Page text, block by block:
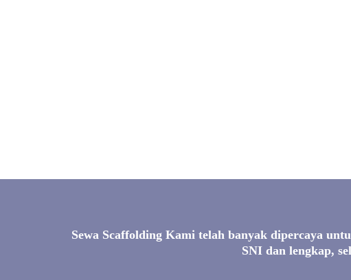
Sewa Scaffolding Kami telah banyak dipercaya
SNI dan lengkap,